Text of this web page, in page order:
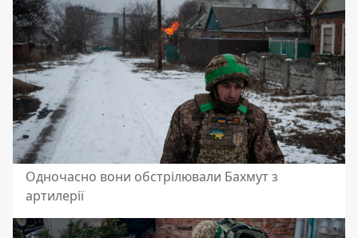
Одночасно вони обстрілювали Бахмут з
артилерії